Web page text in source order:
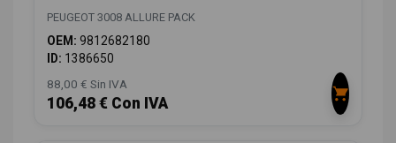
PEUGEOT 3008 ALLURE PACK
OEM: 9812682180
ID: 1386650
88,00 € Sin IVA
106,48 € Con IVA